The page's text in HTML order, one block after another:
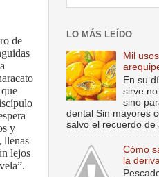
de
y
llenas
lejos
LO MÁS LEÍDO
Mil
En su
sirve
sino
dental Sin mayores
salvo el recuerdo de
Cómo
la deriva